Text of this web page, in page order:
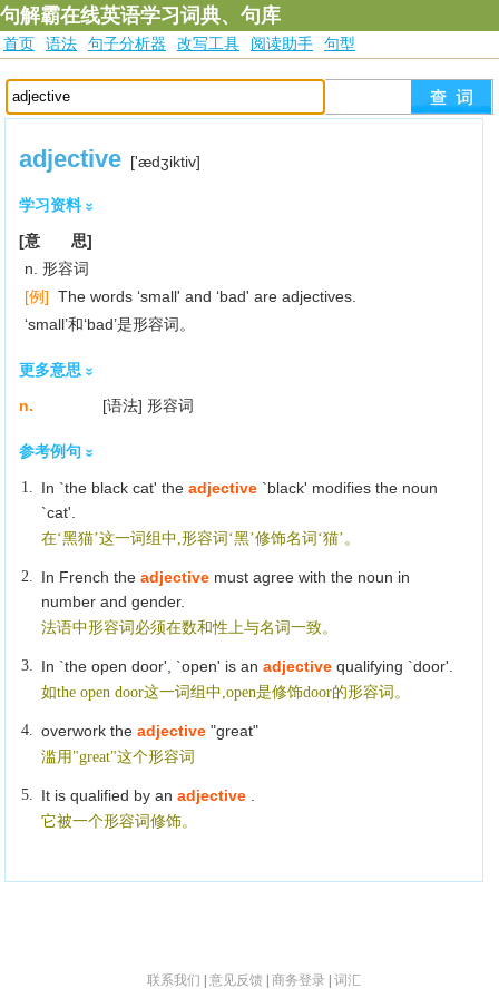
句解霸在线英语学习词典、句库
首页 语法 句子分析器 改写工具 阅读助手 句型
adjective ['ædʒiktiv]
学习资料
[意 思]
n. 形容词
[例] The words ‘small' and ‘bad' are adjectives.
‘small’和‘bad’是形容词。
更多意思
n. [语法] 形容词
参考例句
1. In `the black cat' the adjective `black' modifies the noun
`cat'.
在‘黑猫’这一词组中,形容词‘黑’修饰名词‘猫’。
2. In French the adjective must agree with the noun in
number and gender.
法语中形容词必须在数和性上与名词一致。
3. In `the open door', `open' is an adjectivequalifying `door'.
如the open door这一词组中,open是修饰door的形容词。
4. overwork the adjective"great"
滥用"great"这个形容词
5. It is qualified by an adjective
它被一个形容词修饰。
联系我们 |意见反馈 |商务登录 |词汇